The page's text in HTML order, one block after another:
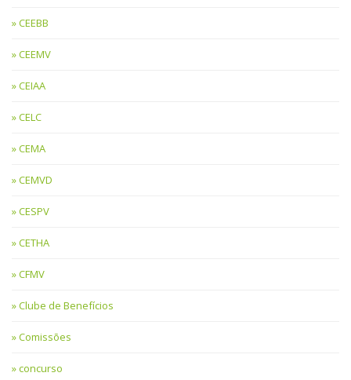
CEEBB
CEEMV
CEIAA
CELC
CEMA
CEMVD
CESPV
CETHA
CFMV
Clube de Benefícios
Comissões
concurso